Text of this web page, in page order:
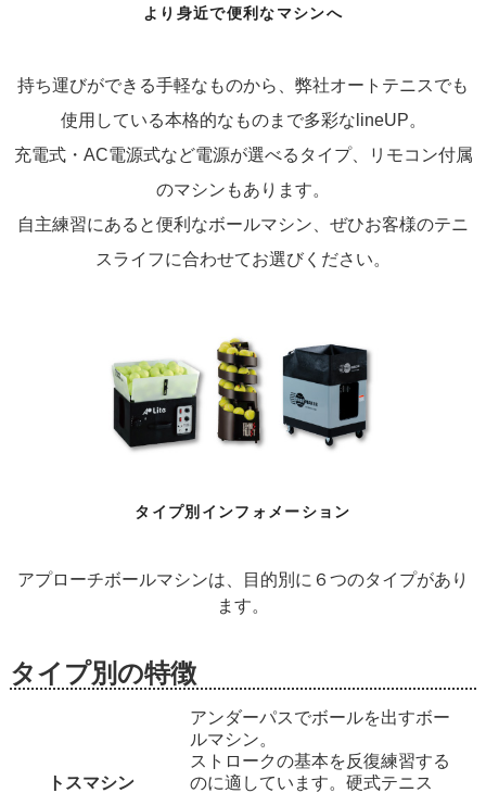
より身近で便利なマシンへ
持ち運びができる手軽なものから、弊社オートテニスでも
使用している本格的なものまで多彩なlineUP。
充電式・AC電源式など電源が選べるタイプ、リモコン付属
のマシンもあります。
自主練習にあると便利なボールマシン、ぜひお客様のテニ
スライフに合わせてお選びください。
タイプ別インフォメーション
アプローチボールマシンは、目的別に６つのタイプがあり
ます。
タイプ別の特徴
トスマシン
アンダーパスでボールを出すボー
ルマシン。
ストロークの基本を反復練習する
のに適しています。硬式テニス